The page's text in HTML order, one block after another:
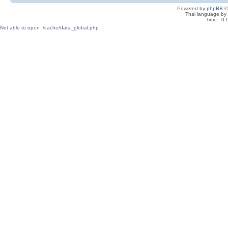
Powered by phpBB
Thai language by
Time :
Not able to open ./cache/data_global.php